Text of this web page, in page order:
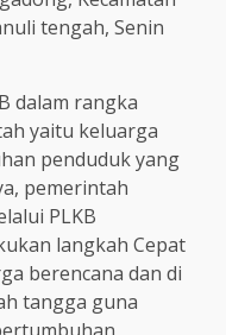
tengah, Senin
dalam rangka
yaitu keluarga
penduduk yang
pemerintah
PLKB
langkah Cepat
berencana dan di
tangga guna